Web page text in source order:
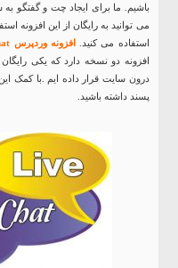
باشیم. ما برای ایجاد چت و گفتگو
می توانید به رایگان از این افزونه
استفاده می کنید.افزونه وردپرس chat
افزونه دو نسخه دارد که یکی
درون سایت قرار داده ایم .با کمک
پسند داشته باشید.